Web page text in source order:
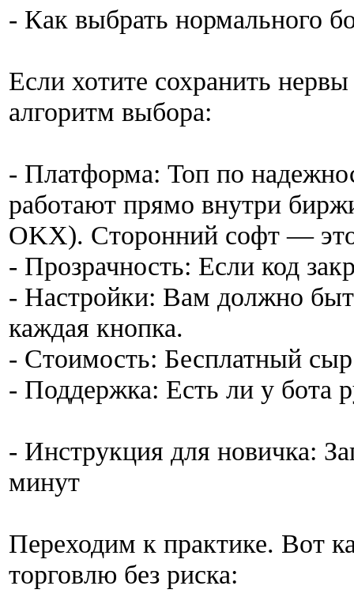
- Как выбрать нормального
Если хотите сохранить
алгоритм выбора:
- Платформа: Топ по
работают прямо внутри
OKX). Сторонний софт — это
- Прозрачность: Если код
- Настройки: Вам должно
каждая кнопка.
- Стоимость: Бесплатный
- Поддержка: Есть ли у бота
- Инструкция для новичка:
минут
Переходим к практике. Вот
торговлю без риска: